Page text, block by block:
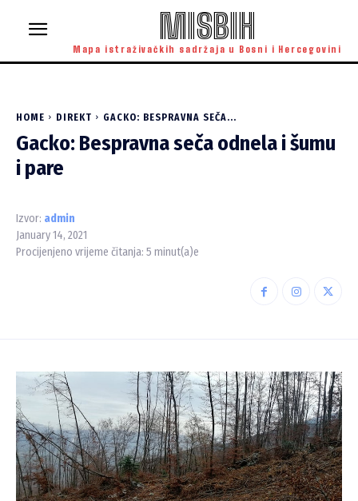
MISBIH
Mapa istraživačkih sadržaja u Bosni i Hercegovini
HOME DIREKT GACKO: BESPRAVNA SEČA...
Gacko: Bespravna seča odnela i šumu
i pare
Izvor: admin
January 14, 2021
Procijenjeno vrijeme čitanja: 5 minut(a)e